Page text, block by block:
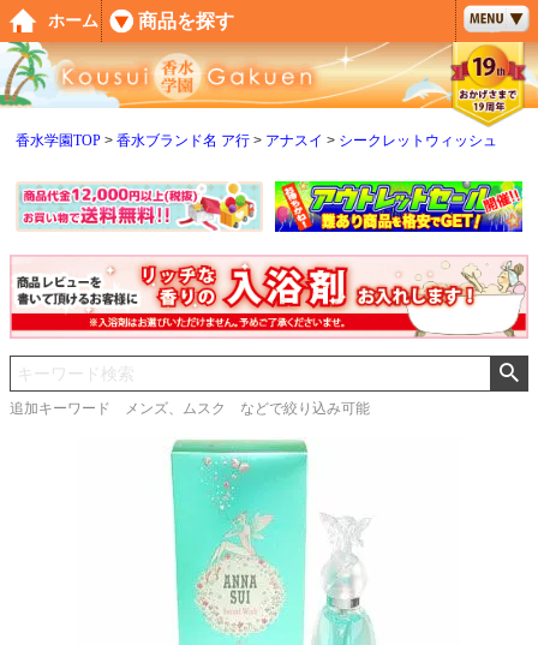
香水学園TOP 香水ブランド名 ア行 アナスイ シークレットウィッシュ
追加キーワード メンズ、ムスク などで絞り込み可能
ペー
ジト
ップ
へ
ホーム 商品を探す